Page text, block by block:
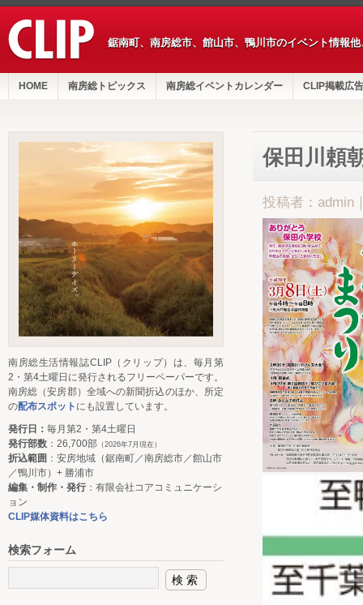
鋸南町、南房総市、館山市、鴨川市のイベント情報
HOME 南房総トピックス 南房総イベントカレンダー CLIP掲載広告
保田川頼
投稿者：admin
南房総生活情報誌CLIP（クリップ）は、毎月第
2・第4土曜日に発行されるフリーペーパーです。
南房総（安房郡）全域への新聞折込のほか、所定
の配布スポット にも設置しています。
発行日： 毎月第2・第4土曜日
発行部数 ：26,700部 （2026年7月現在）
折込範囲 ：安房地域（鋸南町／南房総市／館山市
／鴨川市）+ 勝浦市
編集・制作・発行：有限会社コアコミュニケーシ
ョン
CLIP媒体資料はこちら
検索フォーム